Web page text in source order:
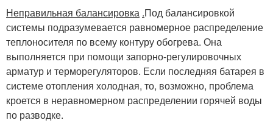
Неправильная балансировка .Под балансировкой
системы подразумевается равномерное распределение
теплоносителя по всему контуру обогрева. Она
выполняется при помощи запорно-регулировочных
арматур и терморегуляторов. Если последняя батарея в
системе отопления холодная, то, возможно, проблема
кроется в неравномерном распределении горячей воды
по разводке.